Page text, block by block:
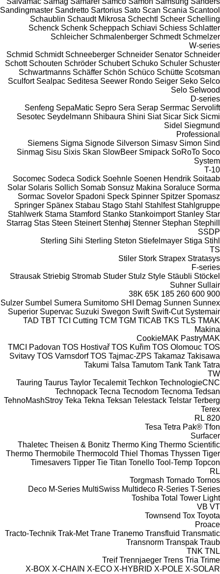
Sandingmaster Sandretto Sartorius Sato Scan Scania Scantool
Schaublin Schaudt Mikrosa Schechtl Scheer Schelling
Schenck Schenk Scheppach Schiavi Schiess Schlatter
Schleicher Schmalenberger Schmedt Schmelzer
W-series
Schmid Schmidt Schneeberger Schneider Senator Schneider
Schott Schouten Schröder Schubert Schuko Schuler Schuster
Schwartmanns Schäffer Schön Schüco Schütte Scotsman
Sculfort Sealpac Seditesa Seewer Rondo Seiger Seko Selco
Selo Selwood
D-series
Senfeng SepaMatic Sepro Sera Serap Serrmac Servolift
Sesotec Seydelmann Shibaura Shini Siat Sicar Sick Sicmi
Sidel Siegmund
Professional
Siemens Sigma Signode Silverson Simasv Simon Sind
Sinmag Sisu Sixis Skan SlowBeer Smipack SoRoTo Soco
System
T-10
Socomec Sodeca Sodick Soehnle Soenen Hendrik Soitaab
Solar Solaris Sollich Somab Sonsuz Makina Soraluce Sorma
Sormac Sovelor Spadoni Speck Spinner Spitzer Spomasz
Springer Spänex Stabau Stago Stahl Stahlfest Stahlgruppe
Stahlwerk Stama Stamford Stanko Stankoimport Stanley Star
Starrag Stas Steen Steinert Stenhøj Stenner Stephan Stephill
SSDP
Sterling Sihi Sterling Steton Stiefelmayer Stiga Stihl
TS
Stiler Stork Strapex Stratasys
F-series
Strausak Striebig Stromab Studer Stulz Style Stäubli Stöckel
Suhner Sullair
38K 65K 185 260 600 900
Sulzer Sumbel Sumera Sumitomo SHI Demag Sunnen Sunnex
Superior Supervac Suzuki Swegon Swift Swift-Cut Systemair
TAD TBT TCI Cutting TCM TGM TICAB TKS TLS TMAK
Makina
CookieMAK PastryMAK
TMCI Padovan TOS Hostivař TOS Kuřim TOS Olomouc TOS
Svitavy TOS Varnsdorf TOS Tajmac-ZPS Takamaz Takisawa
Takumi Talsa Tamutom Tank Tank Tatra
TW
Tauring Taurus Taylor Tecalemit Techkon TechnologieCNC
Technopack Tecna Tecnodom Tecnoma Tedsan
TehnoMashStroy Teka Tekna Teksan Telestack Telstar Terberg
Terex
820
RL
Tesa Tetra Pak® Tfon
Surfacer
Thaletec Theisen & Bonitz Thermo King Thermo Scientific
Thermo Thermobile Thermocold Thiel Thomas Thyssen Tiger
Timesavers Tipper Tie Titan Tonello Tool-Temp Topcon
RL
Torgmash Tornado Tornos
Deco M-Series MultiSwiss Multideco R-Series T-Series
Toshiba Total Tower Light
VB VT
Townsend Tox Toyota
Proace
Tracto-Technik Trak-Met Trane Tranemo Transfluid Transmatic
Transnorm Transpak Traub
TNK TNL
Treif Trennjaeger Trens Tria Trime
X-BOX X-CHAIN X-ECO X-HYBRID X-POLE X-SOLAR